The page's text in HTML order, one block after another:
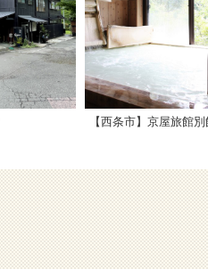
【西条市】京屋旅館